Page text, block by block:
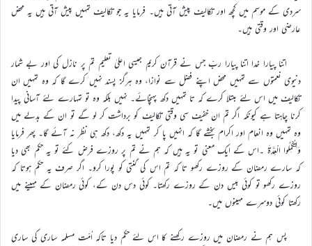
سردی کے موسم میں کچھ اور تکالیف پیش آتی ہیں۔ فرمایا یہ جو تکالیف تمہیں پیش آتی ہیں یہ محض
عارضی اور وقتی ہیں۔
اتنا پیارا خدا اتنا پیارا ربّ جس نے قرآن کریم جیسی اعلیٰ تعلیم تم پر نازل کی اور بے شمار
دنیوی نعمتوں سے تمہیں محض اپنے فضل سے نوازا، وہ ہرگز پسند نہیں کرے گا کہ وہ تمہیں ان
تکالیف میں اس لئے مبتلا کرے کہ تا تمہیں دکھ پہنچائے۔ نہیں بلکہ وہ تو تمہارے لئے آسانی پیدا
کرنا چاہتا ہے کیونکہ اگر تم ان خفیف سی وقتی تکالیف کو برداشت کر لو گے تو ان کے بدلے میں
وہ تمہیں وہ انعام اور اکرام بخشے گا کہ انہیں پا کر تمہیں یہ دکھ، دکھ ہی نظر نہ آئے گا۔ پھر فرمایا
وَلِتُکْمِلُوا الْعِدَّۃَ ۔اس کے ایک معنی تو یہ ہیں کہ ہم نے تم پر روزے فرض کئے تو یہ حکم بھی دیا
کہ سارے رمضان کے روزے رکھو تا کہ تم اس کی گنتی کو پورا کرو۔ اگر صرف یہ حکم ہوتا کہ
روزے رکھو تو کوئی بیس دن کے روزے رکھتا۔ کوئی دس دن کے، کوئی رمضان کے مہینے میں
رکھتا کوئی دوسرے مہینوں میں۔
پس ہم نے رمضان میں روزے رکھنے کا اس لئے حکم دیا تاکہ اُمّت مسلمہ ساری کی ساری